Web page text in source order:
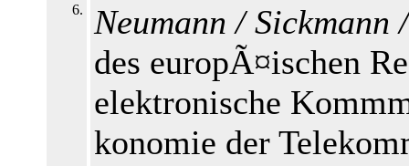
6.
Neumann / Sickmann
des europÃ¤ischen
elektronische
konomie der